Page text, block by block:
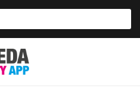
Breda
City
App